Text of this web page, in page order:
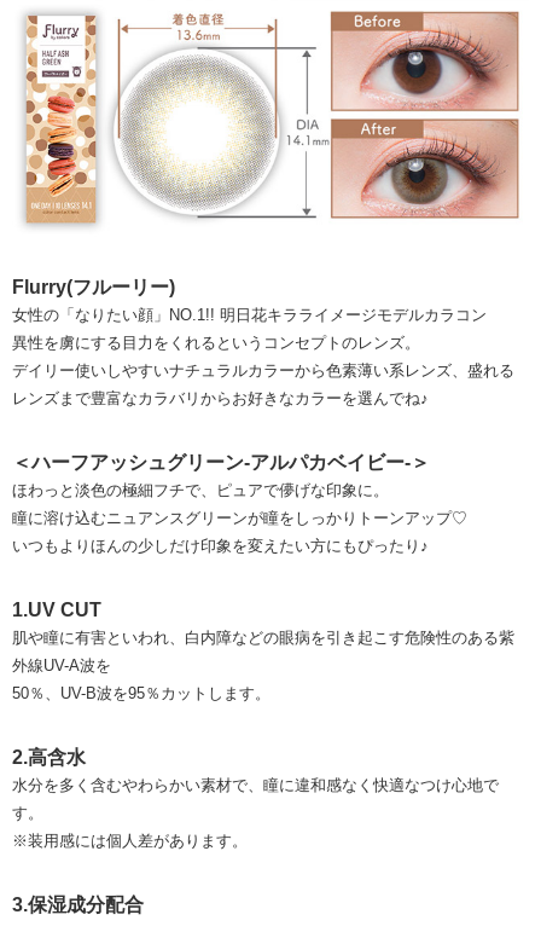
Flurry(フルーリー)
女性の「なりたい顔」NO.1!! 明日花キラライメージモデルカラコン
異性を虜にする目力をくれるというコンセプトのレンズ。
デイリー使いしやすいナチュラルカラーから色素薄い系レンズ、盛れる
レンズまで豊富なカラバリからお好きなカラーを選んでね♪
＜ハーフアッシュグリーン-アルパカベイビー-＞
ほわっと淡色の極細フチで、ピュアで儚げな印象に。
瞳に溶け込むニュアンスグリーンが瞳をしっかりトーンアップ♡
いつもよりほんの少しだけ印象を変えたい方にもぴったり♪
1.UV CUT
肌や瞳に有害といわれ、白内障などの眼病を引き起こす危険性のある紫
外線UV-A波を
50％、UV-B波を95％カットします。
2.高含水
水分を多く含むやわらかい素材で、瞳に違和感なく快適なつけ心地で
す。
※装用感には個人差があります。
3.保湿成分配合